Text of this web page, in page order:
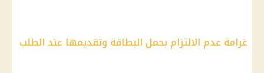
غرامة عدم الالتزام بحمل البطاقة وتقديمها عند الطلب